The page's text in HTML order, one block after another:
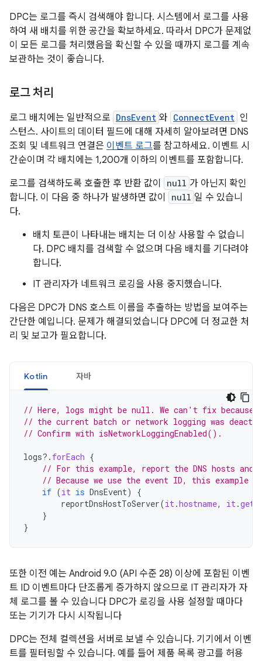
DPC는 로그를 즉시 검색해야 합니다. 시스템에서 로그를 사용
하여 새 배치를 위한 공간을 확보하세요. 따라서 DPC가 문제없
이 모든 로그를 처리했음을 확신할 수 있을 때까지 로그를 계속
보관하는 것이 좋습니다.
로그 처리
로그 배치에는 일반적으로 DnsEvent 와 ConnectEvent 인
스턴스. 사이트의 데이터 필드에 대해 자세히 알아보려면 DNS
조회 및 네트워크 연결은 이벤트 로그를 참고하세요. 이벤트 시
간순이며 각 배치에는 1,200개 이하의 이벤트를 포함합니다.
로그를 검색하도록 호출한 후 반환 값이
null 가 아닌지 확인
합니다. 이 다음 중 하나가 발생하면 값이
null 일 수 있습니
다.
배치 토큰이 나타내는 배치는 더 이상 사용할 수 없습니
다. DPC 배치를 검색할 수 없으며 다음 배치를 기다려야
합니다.
IT 관리자가 네트워크 로깅을 사용 중지했습니다.
다음은 DPC가 DNS 호스트 이름을 추출하는 방법을 보여주는
간단한 예입니다. 문제가 해결되었습니다 DPC에 더 정교한 처
리 및 보고가 필요합니다.
Kotlin 자바
// Here, logs might be null. We can't fix because
// the current batch or network logging was
// Confirm with isNetworkLoggingEnabled().
logs?. forEach {
// For this example, report the DNS hosts
// Because we use the event ID, this example
if (it is DnsEvent)
{
reportDnsHostToServer(it.hostname, it.
}
}
또한 이전 예는 Android 9.0 (API 수준 28) 이상에 포함된 이벤
트 ID 이벤트마다 단조롭게 증가하지 않으므로 IT 관리자가 자
체 로그를 볼 수 있습니다 DPC가 로깅을 사용 설정할 때마다
또는 기기가 다시 시작됩니다
DPC는 전체 컬렉션을 서버로 보낼 수 있습니다. 기기에서 이벤
트를 필터링할 수 있습니다. 예를 들어 제품 목록 광고를 허용